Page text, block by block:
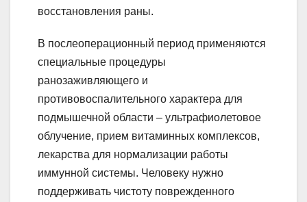
восстановления раны.
В послеоперационный период применяются
специальные процедуры
ранозаживляющего и
противовоспалительного характера для
подмышечной области – ультрафиолетовое
облучение, прием витаминных комплексов,
лекарства для нормализации работы
иммунной системы. Человеку нужно
поддерживать чистоту поврежденного